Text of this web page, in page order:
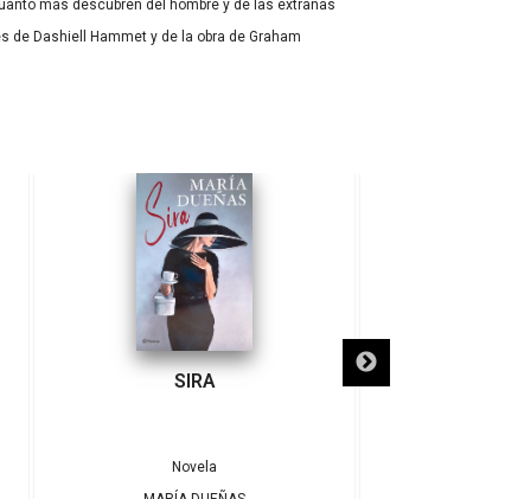
más descubren del hombre y de las extrañas
Dashiell Hammet y de la obra de Graham
SIRA
Novela